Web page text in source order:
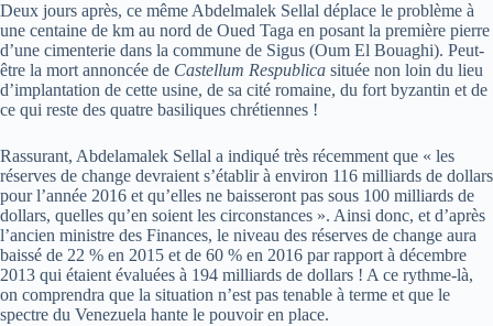
Deux jours après, ce même Abdelmalek Sellal déplace le problème à
une centaine de km au nord de Oued Taga en posant la première pierre
d’une cimenterie dans la commune de Sigus (Oum El Bouaghi). Peut-
être la mort annoncée de Castellum Respublica située non loin du lieu
d’implantation de cette usine, de sa cité romaine, du fort byzantin et de
ce qui reste des quatre basiliques chrétiennes !
Rassurant, Abdelamalek Sellal a indiqué très récemment que « les
réserves de change devraient s’établir à environ 116 milliards de dollars
pour l’année 2016 et qu’elles ne baisseront pas sous 100 milliards de
dollars, quelles qu’en soient les circonstances ». Ainsi donc, et d’après
l’ancien ministre des Finances, le niveau des réserves de change aura
baissé de 22 % en 2015 et de 60 % en 2016 par rapport à décembre
2013 qui étaient évaluées à 194 milliards de dollars ! A ce rythme-là,
on comprendra que la situation n’est pas tenable à terme et que le
spectre du Venezuela hante le pouvoir en place.